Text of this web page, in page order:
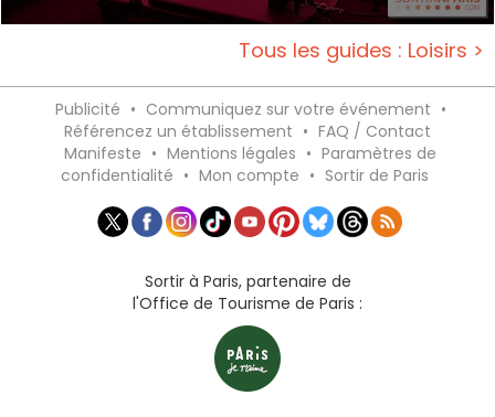
Tous les guides : Loisirs >
Publicité • Communiquez sur votre événement •
Référencez un établissement • FAQ / Contact
Manifeste • Mentions légales • Paramètres de
confidentialité • Mon compte • Sortir de Paris
Sortir à Paris, partenaire de
l'Office de Tourisme de Paris :